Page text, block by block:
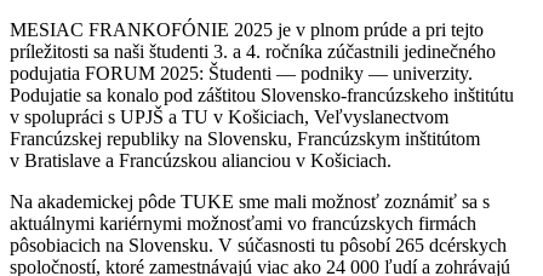
MESIAC FRANKOFÓNIE 2025 je v plnom prúde a pri tejto
príležitosti sa naši študenti 3. a 4. ročníka zúčastnili jedinečného
podujatia FORUM 2025: Študenti — podniky — univerzity.
Podujatie sa konalo pod záštitou Slovensko-francúzskeho inštitútu
v spolupráci s UPJŠ a TU v Košiciach, Veľvyslanectvom
Francúzskej republiky na Slovensku, Francúzskym inštitútom
v Bratislave a Francúzskou alianciou v Košiciach.
Na akademickej pôde TUKE sme mali možnosť zoznámiť sa s
aktuálnymi kariérnymi možnosťami vo francúzskych firmách
pôsobiacich na Slovensku. V súčasnosti tu pôsobí 265 dcérskych
spoločností, ktoré zamestnávajú viac ako 24 000 ľudí a zohrávajú